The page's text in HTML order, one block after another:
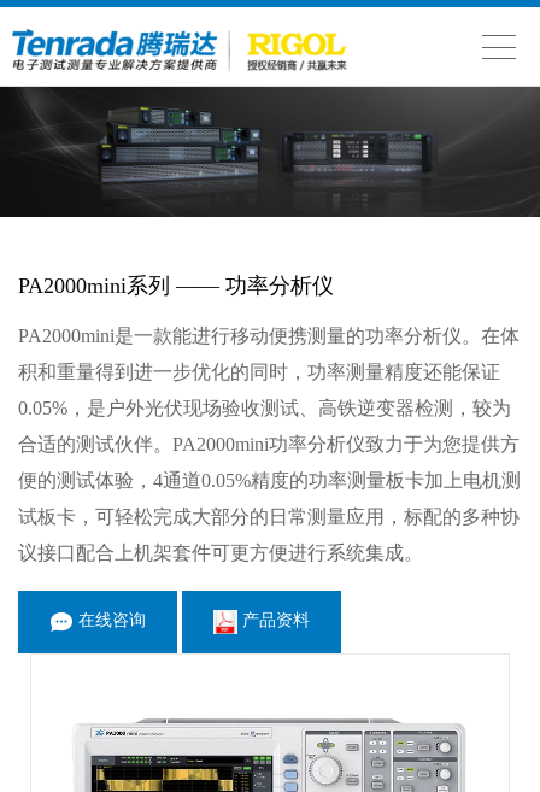
PA2000mini系列 —— 功率分析仪
PA2000mini是一款能进行移动便携测量的功率分析仪。在体
积和重量得到进一步优化的同时，功率测量精度还能保证
0.05%，是户外光伏现场验收测试、高铁逆变器检测，较为
合适的测试伙伴。PA2000mini功率分析仪致力于为您提供方
便的测试体验，4通道0.05%精度的功率测量板卡加上电机测
试板卡，可轻松完成大部分的日常测量应用，标配的多种协
议接口配合上机架套件可更方便进行系统集成。
在线咨询 产品资料